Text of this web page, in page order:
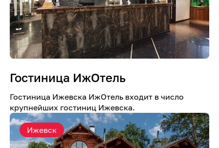
Гостиница ИжОтель
Гостиница Ижевска ИжОтель входит в число
крупнейших гостиниц Ижевска.
Ижевск